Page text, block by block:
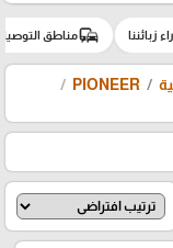
زبائننا commuteمناطق
PIONEER